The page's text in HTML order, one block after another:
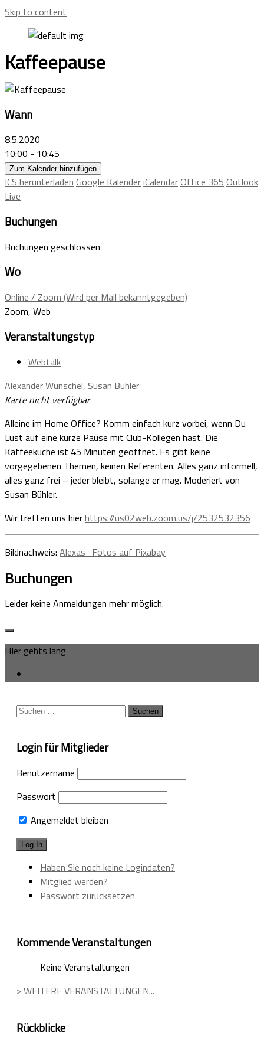
Skip to content
Kaffeepause
Wann
8.5.2020
10:00 - 10:45
Zum Kalender hinzufügen
ICS herunterladen Google KalenderiCalendarOffice 365 Outlook
Live
Buchungen
Buchungen geschlossen
Wo
Online / Zoom (Wird per Mail bekanntgegeben)
Zoom, Web
Veranstaltungstyp
Webtalk
Alexander Wunschel, Susan Bühler
Karte nicht verfügbar
Alleine im Home Office? Komm einfach kurz vorbei, wenn Du
Lust auf eine kurze Pause mit Club-Kollegen hast. Die
Kaffeeküche ist 45 Minuten geöffnet. Es gibt keine
vorgegebenen Themen, keinen Referenten. Alles ganz informell,
alles ganz frei – jeder bleibt, solange er mag. Moderiert von
Susan Bühler.
Wir treffen uns hierhttps://us02web.zoom.us/j/2532532356
Bildnachweis: Alexas_Fotos auf Pixabay
Buchungen
Leider keine Anmeldungen mehr möglich.
HIer gehts lang
Suchen
Login für Mitglieder
Benutzername
Passwort
Angemeldet bleiben
Haben Sie noch keine Logindaten?
Mitglied werden?
Passwort zurücksetzen
Kommende Veranstaltungen
Keine Veranstaltungen
> WEITERE VERANSTALTUNGEN...
Rückblicke